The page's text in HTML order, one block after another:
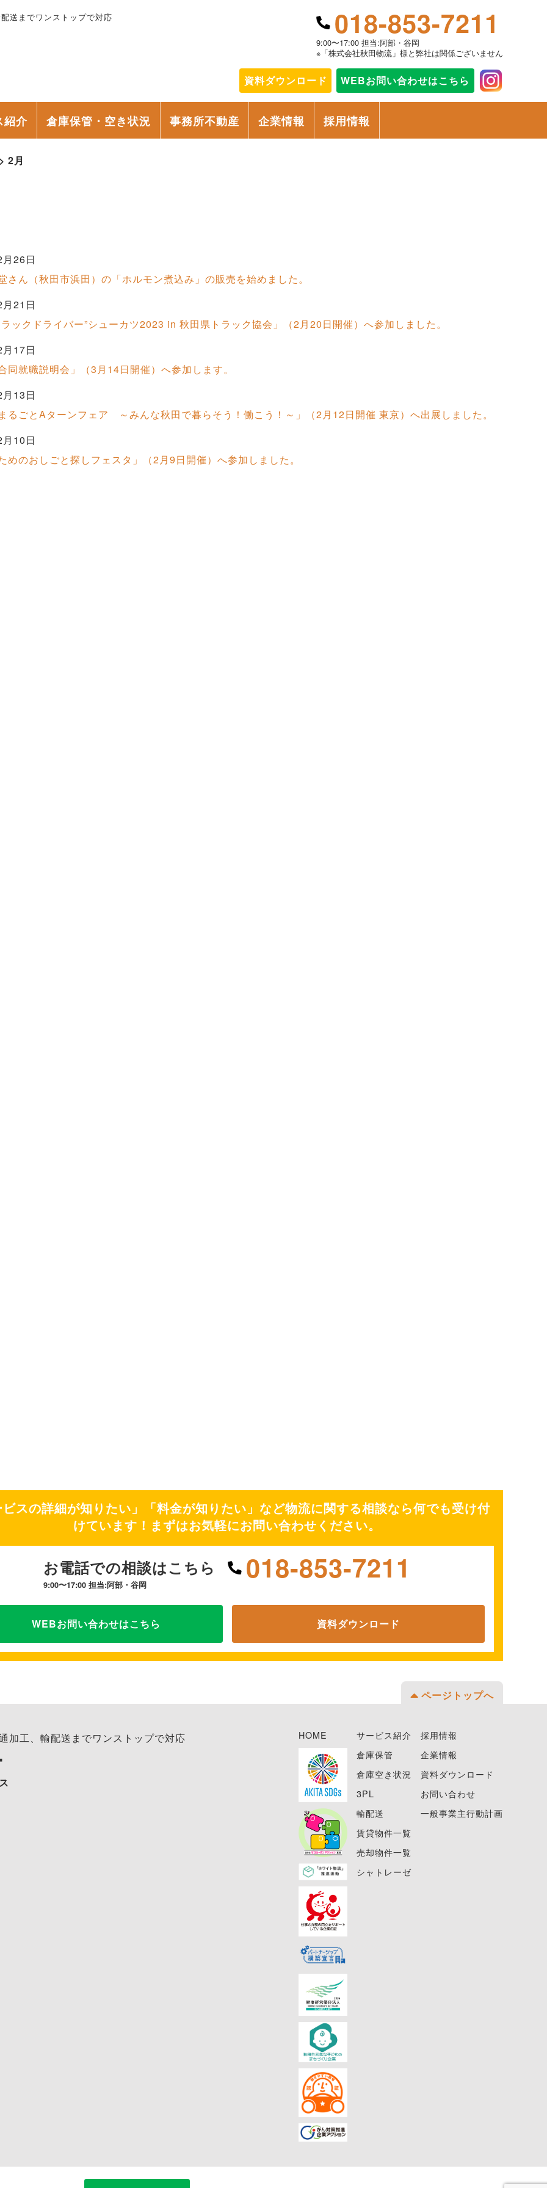
送までワンストップで対応 018-853-7211
9:00〜17:00 担当:阿部・谷岡
※「株式会社秋田物流」様と弊社は関係ございません
資料ダウンロード WEBお問い合わせはこちら
紹介 倉庫保管・空き状況 事務所不動産 企業情報 採用情報
2月
26日
さん（秋田市浜田）の「ホルモン煮込み」の販売を始めました。
21日
ックドライバー”シューカツ2023 in 秋田県トラック協会」（2月20日開催）へ参加しました。
17日
同就職説明会」（3月14日開催）へ参加します。
13日
るごとAターンフェア ～みんな秋田で暮らそう！働こう！～」（2月12日開催 東京）へ出展しました。
10日
めのおしごと探しフェスタ」（2月9日開催）へ参加しました。
スの詳細が知りたい」「料金が知りたい」など物流に関する相談なら何でも受け付
けています！まずはお気軽にお問い合わせください。
お電話での相談はこちら
9:00〜17:00 担当:阿部・谷岡 018-853-7211
WEBお問い合わせはこちら 資料ダウンロード
ページトップへ
加工、輸配送までワンストップで対応 HOME
サービス紹介
倉庫保管
倉庫空き状況
3PL
輸配送
賃貸物件一覧
売却物件一覧
シャトレーゼ
採用情報
企業情報
資料ダウンロード
お問い合わせ
一般事業主行動計画